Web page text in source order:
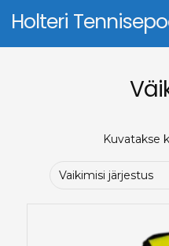
Holteri
Kuvatakse